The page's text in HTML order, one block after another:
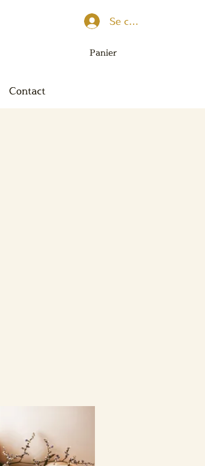
Se connecter
Panier
Contact